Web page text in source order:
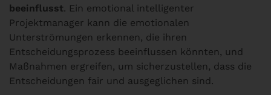
beeinflusst. Ein emotional intelligenter
Projektmanager kann die emotionalen
Unterströmungen erkennen, die ihren
Entscheidungsprozess beeinflussen könnten, und
Maßnahmen ergreifen, um sicherzustellen, dass die
Entscheidungen fair und ausgeglichen sind.